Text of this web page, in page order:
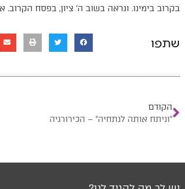
בקרוב בימינו. ונראה בשוב ה' ציון, בפסח הקרוב.
שתפו
הקודם
"וניתח אותה לנתחיה" – הכירורגיה